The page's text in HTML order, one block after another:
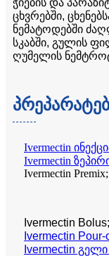
ცხვრებში,
ნემატოდებში
სკაბში, გულის
ღუმელის
Ivermectin
Ivermectin
Ivermectin Premix;
Ivermectin Bolus;
Ivermectin
Ivermectin